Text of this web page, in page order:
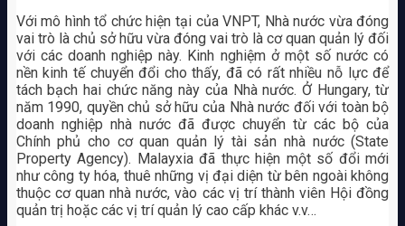
Với mô hình tổ chức hiện tại của VNPT, Nhà nước vừa đóng
vai trò là chủ sở hữu vừa đóng vai trò là cơ quan quản lý đối
với các doanh nghiệp này. Kinh nghiệm ở một số nước có
nền kinh tế chuyển đổi cho thấy, đã có rất nhiều nỗ lực để
tách bạch hai chức năng này của Nhà nước. Ở Hungary, từ
năm 1990, quyền chủ sở hữu của Nhà nước đối với toàn bộ
doanh nghiệp nhà nước đã được chuyển từ các bộ của
Chính phủ cho cơ quan quản lý tài sản nhà nước (State
Property Agency). Malayxia đã thực hiện một số đổi mới
như công ty hóa, thuê những vị đại diện từ bên ngoài không
thuộc cơ quan nhà nước, vào các vị trí thành viên Hội đồng
quản trị hoặc các vị trí quản lý cao cấp khác v.v…